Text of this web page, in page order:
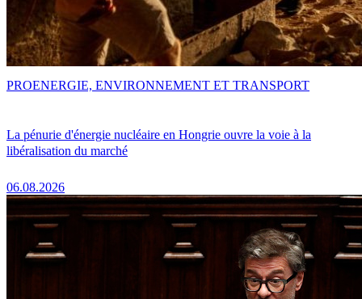
La pénurie d'énergie nucléaire en Hongrie ouvre la voie à la
libéralisation du marché
06.08.2026
PROENERGIE, ENVIRONNEMENT ET TRANSPORT